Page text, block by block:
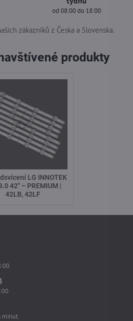
od 08:00 do 18:00
zákazníků z Česka a Slovenska.
produkty
LG INNOTEK
42'' – PREMIUM |
42LB, 42LF
minut.